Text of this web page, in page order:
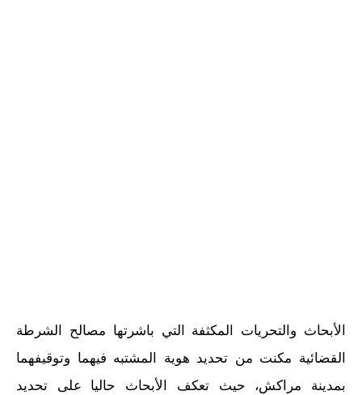
الأبحاث والتحريات المكثفة التي باشرتها مصالح الشرطة
القضائية مكنت من تحديد هوية المشتبه فيهما وتوقيفهما
بمدينة مراكش، حيث تعكف الأبحاث حاليا على تحديد